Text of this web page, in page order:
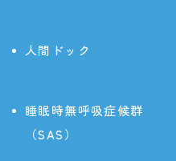
人間ドック
睡眠時無呼吸症候群
（SAS）